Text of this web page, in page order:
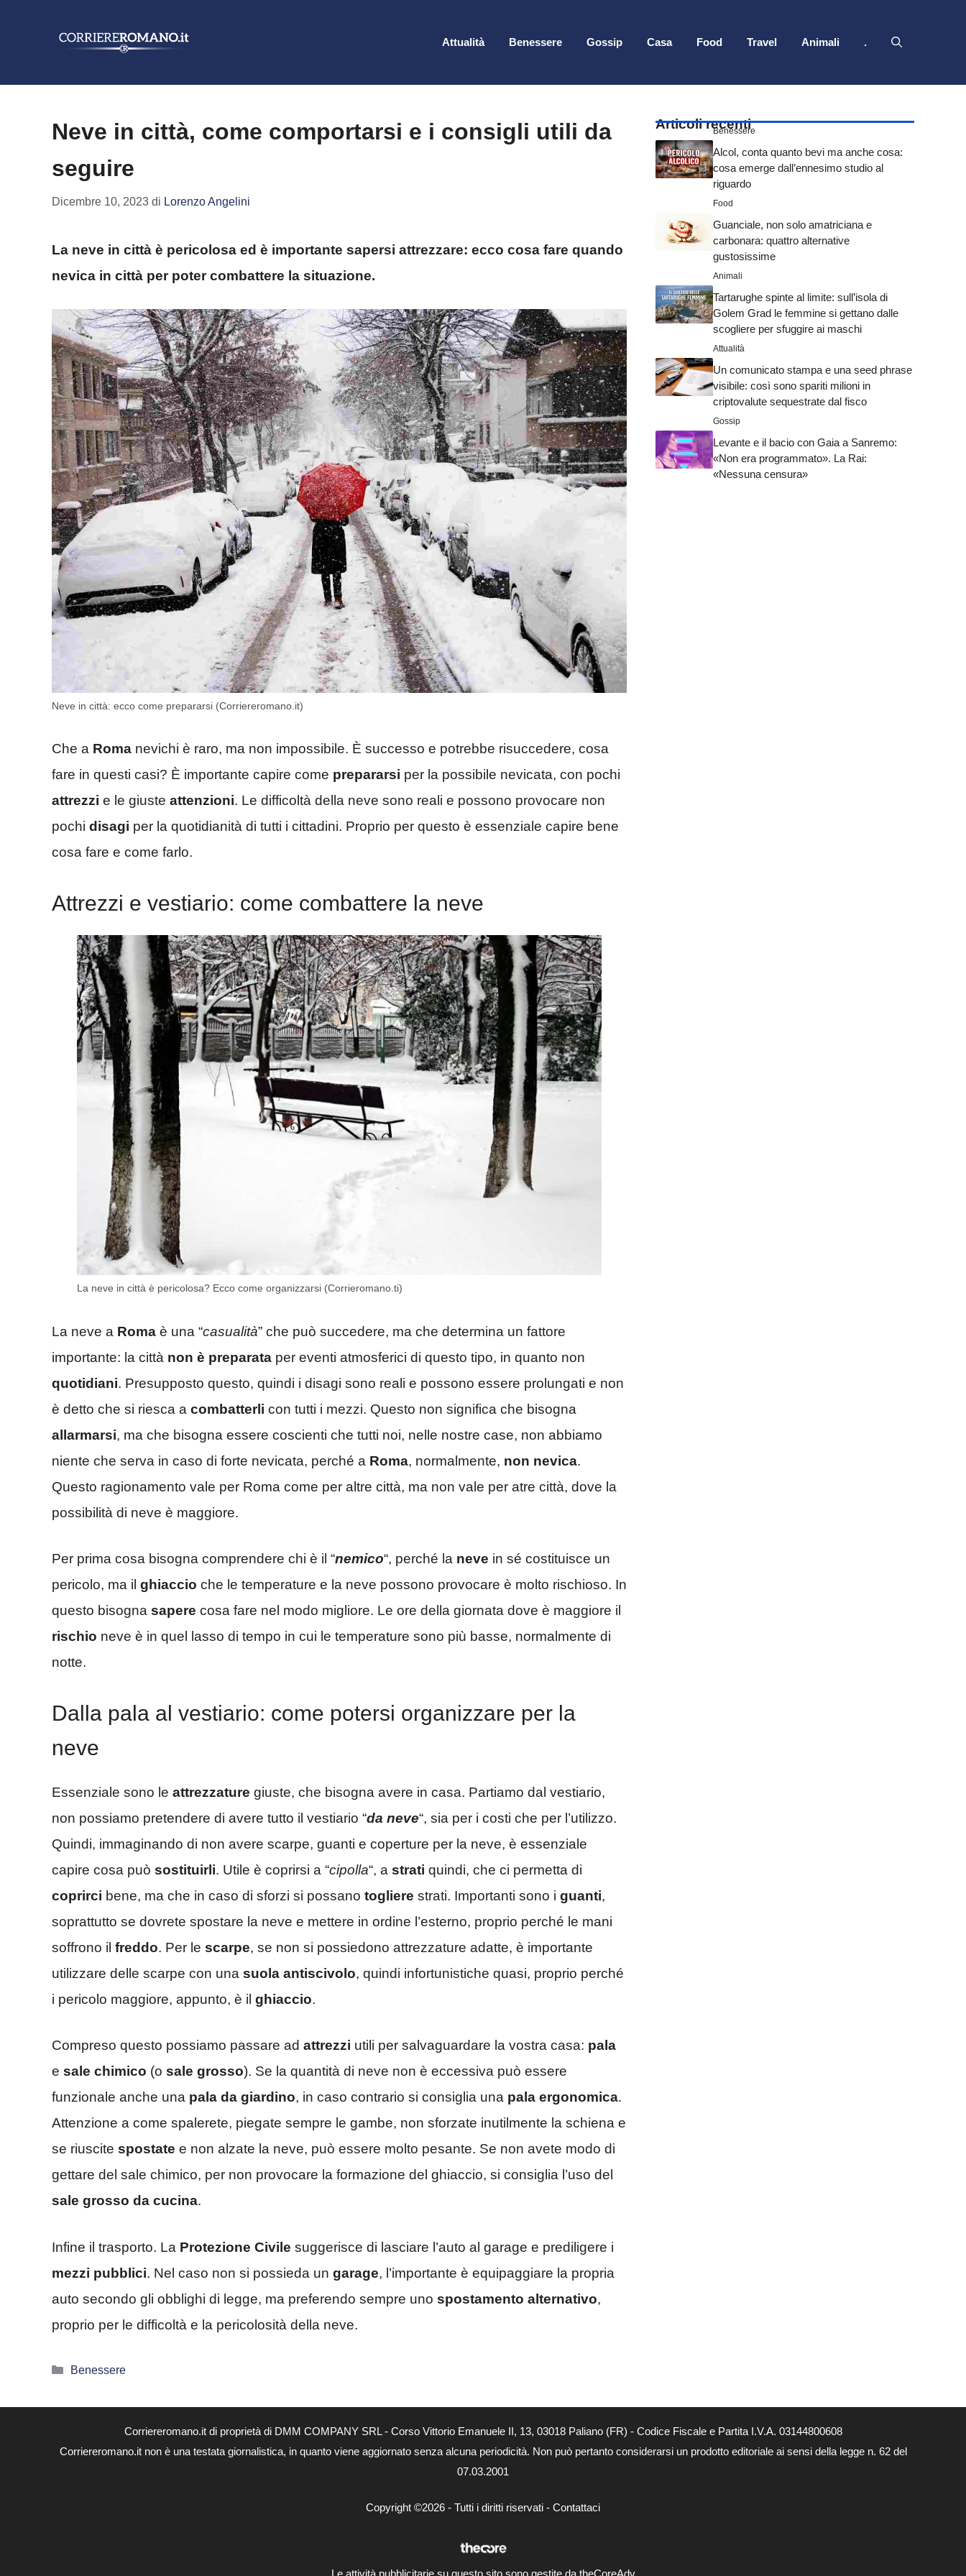
Attualità Benessere Gossip Casa Food Travel Animali .
Neve in città, come comportarsi e i consigli utili da
seguire
Dicembre 10, 2023 di Lorenzo Angelini
La neve in città è pericolosa ed è importante sapersi attrezzare: ecco cosa fare quando
nevica in città per poter combattere la situazione.
Neve in città: ecco come prepararsi (Corriereromano.it)
Che a Roma nevichi è raro, ma non impossibile. È successo e potrebbe risuccedere, cosa
fare in questi casi? È importante capire come prepararsi per la possibile nevicata, con pochi
attrezzi e le giuste attenzioni. Le difficoltà della neve sono reali e possono provocare non
pochi disagi per la quotidianità di tutti i cittadini. Proprio per questo è essenziale capire bene
cosa fare e come farlo.
Attrezzi e vestiario: come combattere la neve
La neve in città è pericolosa? Ecco come organizzarsi (Corrieromano.ti)
La neve a Roma è una “casualità” che può succedere, ma che determina un fattore
importante: la città non è preparata per eventi atmosferici di questo tipo, in quanto non
quotidiani. Presupposto questo, quindi i disagi sono reali e possono essere prolungati e non
è detto che si riesca a combatterli con tutti i mezzi. Questo non significa che bisogna
allarmarsi, ma che bisogna essere coscienti che tutti noi, nelle nostre case, non abbiamo
niente che serva in caso di forte nevicata, perché a Roma, normalmente, non nevica.
Questo ragionamento vale per Roma come per altre città, ma non vale per atre città, dove la
possibilità di neve è maggiore.
Per prima cosa bisogna comprendere chi è il “nemico“, perché la neve in sé costituisce un
pericolo, ma il ghiaccio che le temperature e la neve possono provocare è molto rischioso. In
questo bisogna sapere cosa fare nel modo migliore. Le ore della giornata dove è maggiore il
rischio neve è in quel lasso di tempo in cui le temperature sono più basse, normalmente di
notte.
Dalla pala al vestiario: come potersi organizzare per la
neve
Essenziale sono le attrezzature giuste, che bisogna avere in casa. Partiamo dal vestiario,
non possiamo pretendere di avere tutto il vestiario “da neve“, sia per i costi che per l’utilizzo.
Quindi, immaginando di non avere scarpe, guanti e coperture per la neve, è essenziale
capire cosa può sostituirli. Utile è coprirsi a “cipolla“, a strati quindi, che ci permetta di
coprirci bene, ma che in caso di sforzi si possano togliere strati. Importanti sono i guanti,
soprattutto se dovrete spostare la neve e mettere in ordine l’esterno, proprio perché le mani
soffrono il freddo. Per le scarpe, se non si possiedono attrezzature adatte, è importante
utilizzare delle scarpe con una suola antiscivolo, quindi infortunistiche quasi, proprio perché
i pericolo maggiore, appunto, è il ghiaccio.
Compreso questo possiamo passare ad attrezzi utili per salvaguardare la vostra casa: pala
e sale chimico (o sale grosso). Se la quantità di neve non è eccessiva può essere
funzionale anche una pala da giardino, in caso contrario si consiglia una pala ergonomica.
Attenzione a come spalerete, piegate sempre le gambe, non sforzate inutilmente la schiena e
se riuscite spostate e non alzate la neve, può essere molto pesante. Se non avete modo di
gettare del sale chimico, per non provocare la formazione del ghiaccio, si consiglia l’uso del
sale grosso da cucina.
Infine il trasporto. La Protezione Civile suggerisce di lasciare l’auto al garage e prediligere i
mezzi pubblici. Nel caso non si possieda un garage, l’importante è equipaggiare la propria
auto secondo gli obblighi di legge, ma preferendo sempre uno spostamento alternativo,
proprio per le difficoltà e la pericolosità della neve.
Categorie
Benessere
Articoli recenti
Benessere
Alcol, conta quanto bevi ma anche cosa:
cosa emerge dall’ennesimo studio al
riguardo
Food
Guanciale, non solo amatriciana e
carbonara: quattro alternative
gustosissime
Animali
Tartarughe spinte al limite: sull’isola di
Golem Grad le femmine si gettano dalle
scogliere per sfuggire ai maschi
Attualità
Un comunicato stampa e una seed phrase
visibile: così sono spariti milioni in
criptovalute sequestrate dal fisco
Gossip
Levante e il bacio con Gaia a Sanremo:
«Non era programmato». La Rai:
«Nessuna censura»
Corriereromano.it di proprietà di DMM COMPANY SRL - Corso Vittorio Emanuele II, 13, 03018 Paliano (FR) - Codice Fiscale e Partita I.V.A. 03144800608
Corriereromano.it non è una testata giornalistica, in quanto viene aggiornato senza alcuna periodicità. Non può pertanto considerarsi un prodotto editoriale ai sensi della legge n. 62 del
07.03.2001
Copyright ©2026 - Tutti i diritti riservati - Contattaci
Le attività pubblicitarie su questo sito sono gestite da theCoreAdv